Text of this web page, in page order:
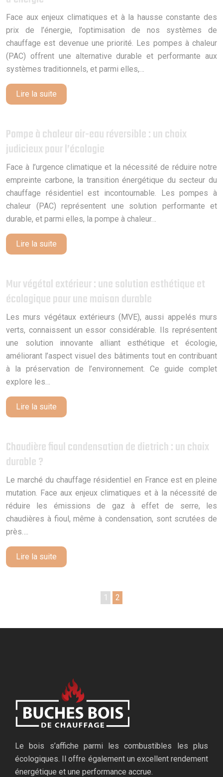
Face aux enjeux climatiques et à la hausse constante des
prix de l’énergie, l’optimisation de nos systèmes de
chauffage est devenue une priorité. Les pompes à chaleur
(PAC) offrent une alternative durable et performante aux
systèmes traditionnels, et parmi elles,…
Lire la suite
Pompe à chaleur air-eau réversible : un choix
judicieux pour l’écologie
Face à l’urgence climatique et la nécessité de réduire notre
empreinte carbone, la transition énergétique du secteur du
chauffage résidentiel est incontournable. Les pompes à
chaleur (PAC) représentent une solution performante et
durable, et parmi elles, la pompe à chaleur…
Lire la suite
Mur végétal extérieur : une solution esthétique et
écologique pour une maison durable
Les murs végétaux extérieurs (MVE), aussi appelés murs
verts, connaissent un essor considérable. Ils représentent
une solution innovante alliant esthétique et écologie,
améliorant l’aspect visuel des bâtiments tout en contribuant
à la préservation de l’environnement. Ce guide complet
explore les…
Lire la suite
Chaudière fioul condensation de dietrich : un choix
durable ?
Le marché du chauffage résidentiel en France est en pleine
mutation. Face aux enjeux climatiques et à la nécessité de
réduire les émissions de gaz à effet de serre, les
chaudières à fioul, même à condensation, sont scrutées de
près….
Lire la suite
1 2
Le bois s’affiche parmi les combustibles les plus
écologiques. Il offre également un excellent rendement
énergétique et une performance accrue.